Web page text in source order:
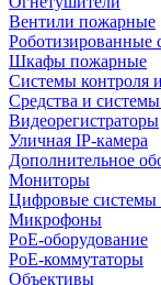
Вентили пожарные
Роботизированные
Шкафы пожарные
Системы контроля
Средства и
Видеорегистраторы
Уличная IP-камера
Дополнительное
Мониторы
Цифровые системы
Микрофоны
PoE-оборудование
PoE-коммутаторы
Объективы